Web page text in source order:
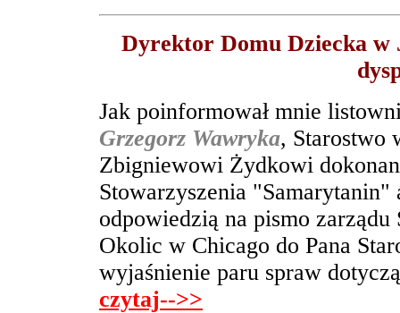
Dyrektor Domu Dziecka w
Jak poinformował mnie
Grzegorz Wawryka, Starostwo
Zbigniewowi Żydkowi
Stowarzyszenia
odpowiedzią na pismo
Okolic w Chicago do Pana
wyjaśnienie paru spraw
czytaj-->>